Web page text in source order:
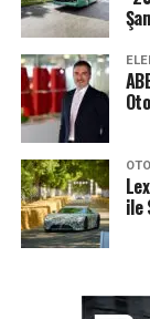
Yeni Dönem:
Yönetmeliğin
Tüketici
Kayıt
ile